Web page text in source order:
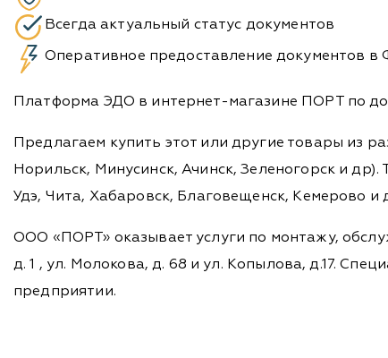
Всегда актуальный статус документов
Оперативное предоставление документов в
Платформа ЭДО в интернет-магазине ПОРТ по
Предлагаем купить этот или другие товары из
Норильск, Минусинск, Ачинск, Зеленогорск и
Удэ, Чита, Хабаровск, Благовещенск, Кемерово и
ООО «ПОРТ» оказывает услуги по монтажу,
д. 1 , ул. Молокова, д. 68 и ул. Копылова, д.17.
предприятии.